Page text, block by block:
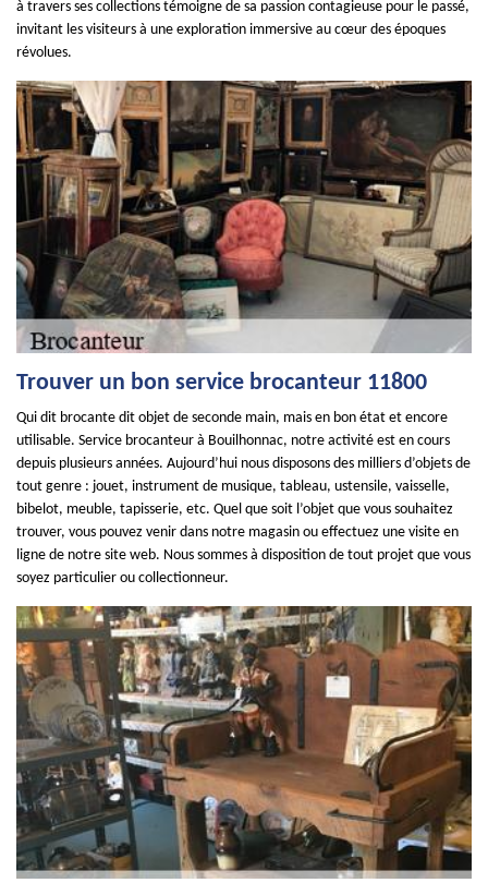
à travers ses collections témoigne de sa passion contagieuse pour le passé,
invitant les visiteurs à une exploration immersive au cœur des époques
révolues.
Trouver un bon service brocanteur 11800
Qui dit brocante dit objet de seconde main, mais en bon état et encore
utilisable. Service brocanteur à Bouilhonnac, notre activité est en cours
depuis plusieurs années. Aujourd’hui nous disposons des milliers d’objets de
tout genre : jouet, instrument de musique, tableau, ustensile, vaisselle,
bibelot, meuble, tapisserie, etc. Quel que soit l’objet que vous souhaitez
trouver, vous pouvez venir dans notre magasin ou effectuez une visite en
ligne de notre site web. Nous sommes à disposition de tout projet que vous
soyez particulier ou collectionneur.